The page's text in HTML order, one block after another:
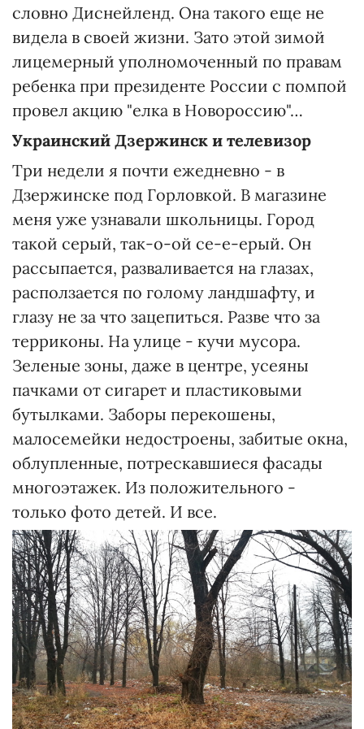
словно Диснейленд. Она такого еще не
видела в своей жизни. Зато этой зимой
лицемерный уполномоченный по правам
ребенка при президенте России с помпой
провел акцию "елка в Новороссию"…
Украинский Дзержинск и телевизор
Три недели я почти ежедневно - в
Дзержинске под Горловкой. В магазине
меня уже узнавали школьницы. Город
такой серый, так-о-ой се-е-ерый. Он
рассыпается, разваливается на глазах,
расползается по голому ландшафту, и
глазу не за что зацепиться. Разве что за
терриконы. На улице - кучи мусора.
Зеленые зоны, даже в центре, усеяны
пачками от сигарет и пластиковыми
бутылками. Заборы перекошены,
малосемейки недостроены, забитые окна,
облупленные, потрескавшиеся фасады
многоэтажек. Из положительного -
только фото детей. И все.